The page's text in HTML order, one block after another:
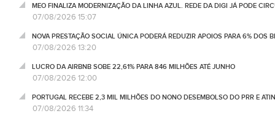
MEO FINALIZA MODERNIZAÇÃO DA LINHA AZUL. REDE DA DIGI JÁ PODE
07/08/2026 15:07
NOVA PRESTAÇÃO SOCIAL ÚNICA PODERÁ REDUZIR APOIOS PARA 6% DOS
07/08/2026 13:20
LUCRO DA AIRBNB SOBE 22,61% PARA 846 MILHÕES ATÉ JUNHO
07/08/2026 12:00
PORTUGAL RECEBE 2,3 MIL MILHÕES DO NONO DESEMBOLSO DO PRR E
07/08/2026 11:34